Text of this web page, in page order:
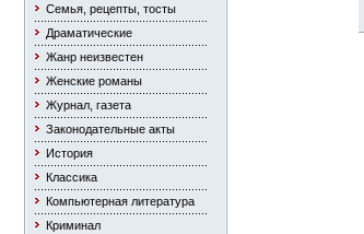
Семья, рецепты, тосты
Драматические
Жанр неизвестен
Женские романы
Журнал, газета
Законодательные акты
История
Классика
Компьютерная литература
Криминал